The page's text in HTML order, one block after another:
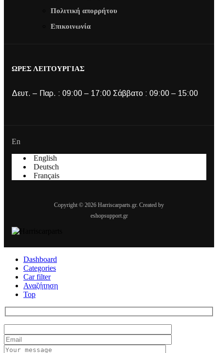
Πολιτική απορρήτου
Επικοινωνία
ΩΡΕΣ ΛΕΙΤΟΥΡΓΙΑΣ
Δευτ. – Παρ. : 09:00 – 17:00 Σάββατο : 09:00 – 15:00
En
English
Deutsch
Français
Copyright © 2026 Harriscarparts.gr. Created by
eshopsupport.gr
Dashboard
Categories
Car filter
Αναζήτηση
Top